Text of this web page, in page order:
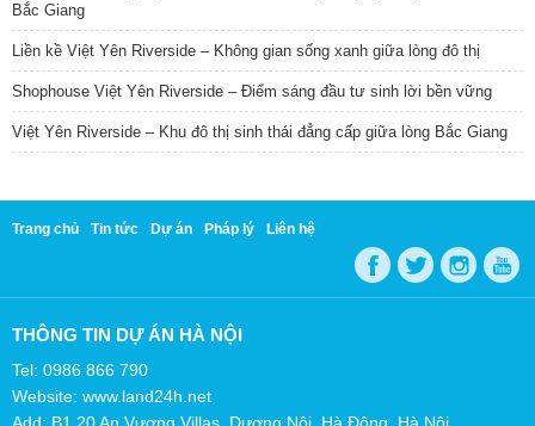
Bắc Giang
Liền kề Việt Yên Riverside – Không gian sống xanh giữa lòng đô thị
Shophouse Việt Yên Riverside – Điểm sáng đầu tư sinh lời bền vững
Việt Yên Riverside – Khu đô thị sinh thái đẳng cấp giữa lòng Bắc Giang
Trang chủ Tin tức Dự án Pháp lý Liên hệ
THÔNG TIN DỰ ÁN HÀ NỘI
Tel: 0986 866 790
Website: www.land24h.net